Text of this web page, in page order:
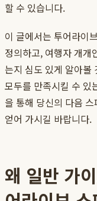
할 수 있습니다.
이 글에서는 투어라이
정의하고, 여행자 개개
는지 심도 있게 알아볼
모두를 만족시킬 수 있
을 통해 당신의 다음
얻어 가시길 바랍니다.
왜 일반 가